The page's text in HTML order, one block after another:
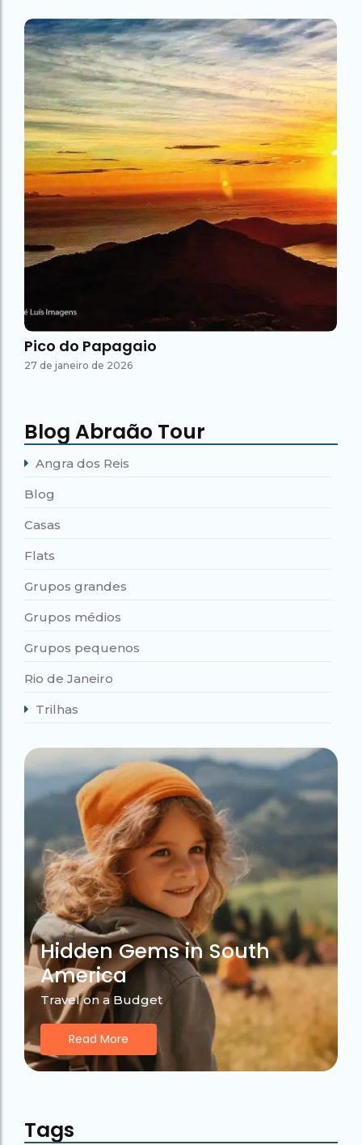
Pico do Papagaio
27 de janeiro de 2026
Blog Abraão Tour
Angra dos Reis
Blog
Casas
Flats
Grupos grandes
Grupos médios
Grupos pequenos
Rio de Janeiro
Trilhas
Hidden Gems in South
America
Travel on a Budget
Read More
Tags